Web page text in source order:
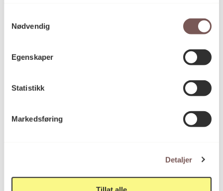
Nødvendig
Egenskaper
Statistikk
Markedsføring
Detaljer
Postadresse
Postboks 6994
0130 Oslo